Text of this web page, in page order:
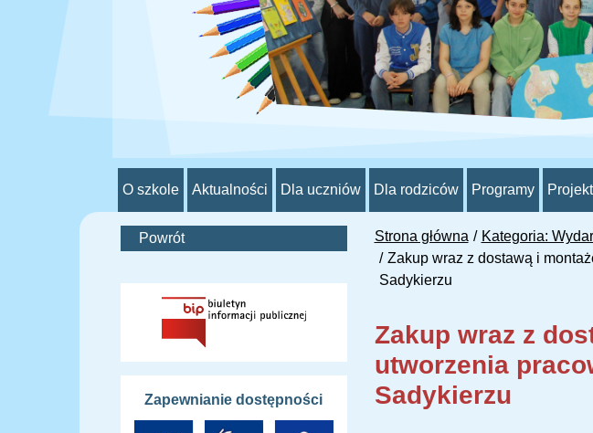
O szkole Aktualności Dla uczniów Dla rodziców Programy
Strona główna
Kategoria:
Zakup wraz z dostawą i
Sadykierzu
Zakup wraz z
utworzenia
Sadykierzu
Powrót
Zapewnianie dostępności